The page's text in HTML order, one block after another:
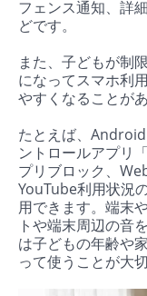
フェンス通知、詳
どです。
また、子どもが制
になってスマホ利
やすくなることがあ
たとえば、
ントロールアプリ「
プリブロック、
YouTube利用状況
用できます。端末
トや端末周辺の音
は子どもの年齢や
って使うことが大切